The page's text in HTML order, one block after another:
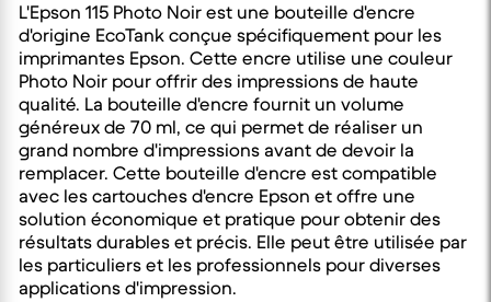
L'Epson 115 Photo Noir est une bouteille d'encre
d'origine EcoTank conçue spécifiquement pour les
imprimantes Epson. Cette encre utilise une couleur
Photo Noir pour offrir des impressions de haute
qualité. La bouteille d'encre fournit un volume
généreux de 70 ml, ce qui permet de réaliser un
grand nombre d'impressions avant de devoir la
remplacer. Cette bouteille d'encre est compatible
avec les cartouches d'encre Epson et offre une
solution économique et pratique pour obtenir des
résultats durables et précis. Elle peut être utilisée par
les particuliers et les professionnels pour diverses
applications d'impression.